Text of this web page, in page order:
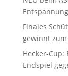
Finales
gewinnt
Hecker-
Endspiel